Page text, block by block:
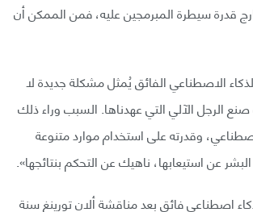
قدرة سيطرة المبرمجين عليه، فمن الممكن أن
الاصطناعي الفائق يُمثل مشكلة جديدة لا
الرجل الآلي التي عهدناها. السبب وراء ذلك
وقدرته على استخدام موارد متنوعة
عن استيعابها، ناهيك عن التحكم بنتائجها».
اصطناعي فائق بعد مناقشة ألان تورينغ سنة